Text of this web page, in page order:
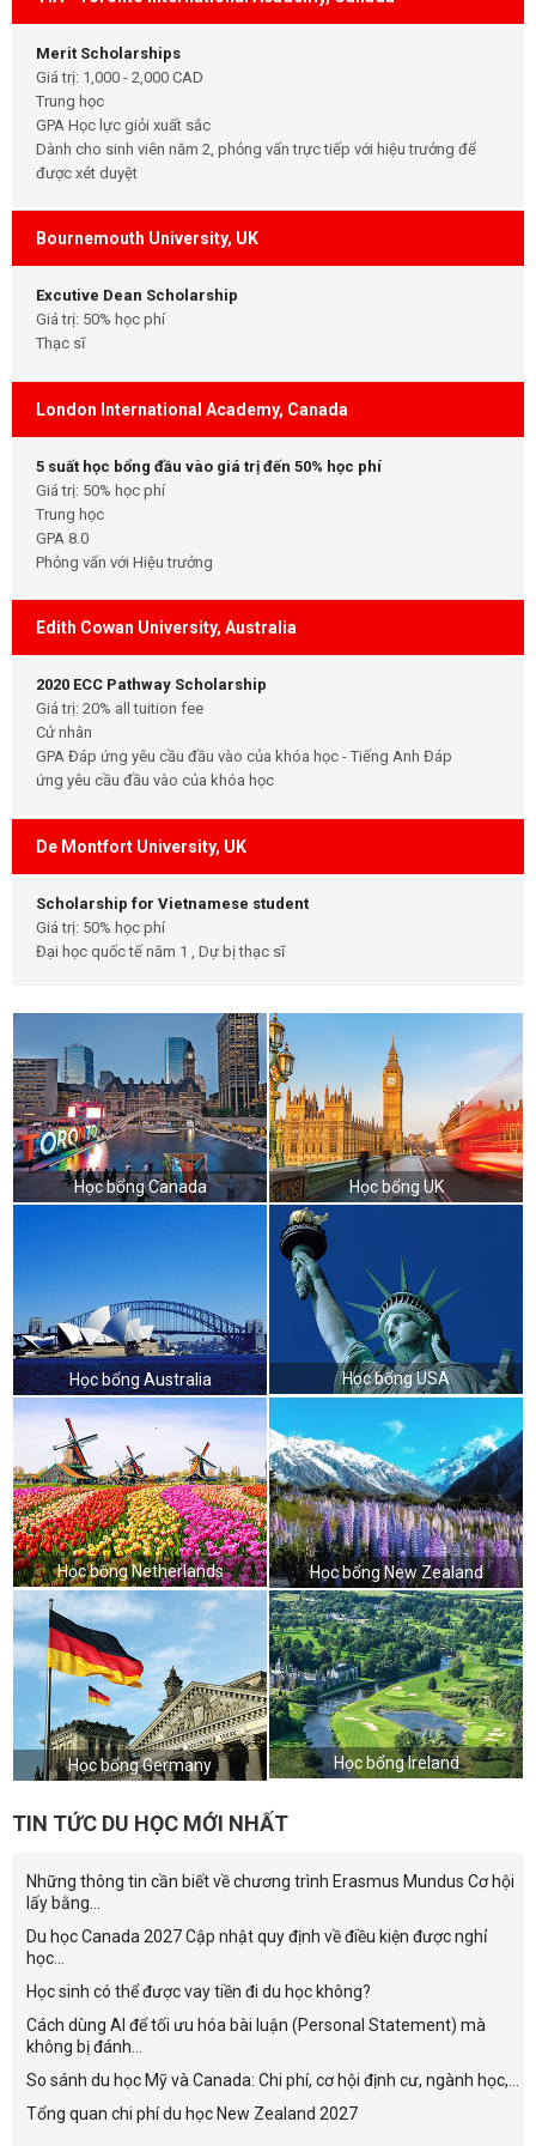
Merit Scholarships
Giá trị: 1,000 - 2,000 CAD
Trung học
GPA Học lực giỏi xuất sắc
Dành cho sinh viên năm 2, phỏng vấn trực tiếp với hiệu trưởng để
được xét duyệt
Bournemouth University, UK
Excutive Dean Scholarship
Giá trị: 50% học phí
Thạc sĩ
London International Academy, Canada
5 suất học bổng đầu vào giá trị đến 50% học phí
Giá trị: 50% học phí
Trung học
GPA 8.0
Phỏng vấn với Hiệu trưởng
Edith Cowan University, Australia
2020 ECC Pathway Scholarship
Giá trị: 20% all tuition fee
Cử nhân
GPA Đáp ứng yêu cầu đầu vào của khóa học - Tiếng Anh Đáp
ứng yêu cầu đầu vào của khóa học
De Montfort University, UK
Scholarship for Vietnamese student
Giá trị: 50% học phí
Đại học quốc tế năm 1 , Dự bị thạc sĩ
Học bổng Canada Học bổng UK
Học bổng Australia Học bổng USA
Học bổng Netherlands Học bổng New Zealand
Học bổng Germany Học bổng Ireland
TIN TỨC DU HỌC MỚI NHẤT
Những thông tin cần biết về chương trình Erasmus Mundus Cơ hội
lấy bằng...
Du học Canada 2027 Cập nhật quy định về điều kiện được nghỉ
học...
Học sinh có thể được vay tiền đi du học không?
Cách dùng AI để tối ưu hóa bài luận (Personal Statement) mà
không bị đánh...
So sánh du học Mỹ và Canada: Chi phí, cơ hội định cư, ngành học,...
Tổng quan chi phí du học New Zealand 2027